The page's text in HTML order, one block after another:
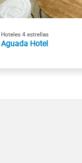
Hoteles 4 estrellas
Aguada Hotel